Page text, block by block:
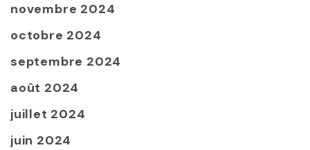
novembre 2024
octobre 2024
septembre 2024
août 2024
juillet 2024
juin 2024